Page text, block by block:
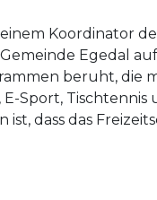
Koordinator
Egedal
beruht, die
Sport, Tischtennis
dass das